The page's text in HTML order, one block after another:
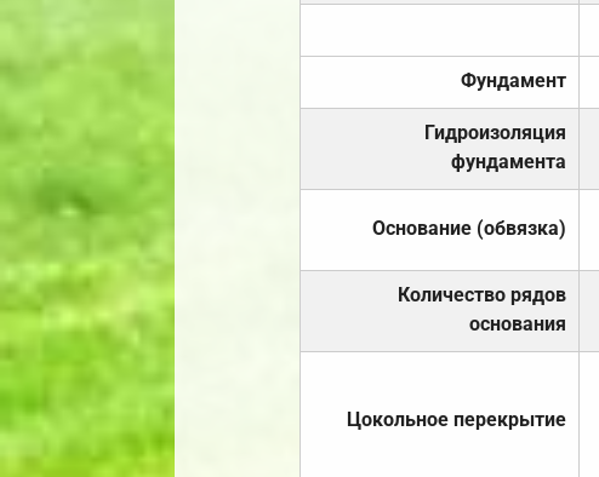
Фундамент
Гидроизоляция
фундамента
Основание (обвязка)
Количество рядов
основания
Цокольное перекрытие